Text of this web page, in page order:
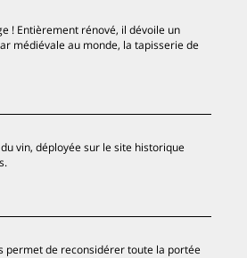
! Entièrement rénové, il dévoile un
médiévale au monde, la tapisserie de
vin, déployée sur le site historique
permet de reconsidérer toute la portée